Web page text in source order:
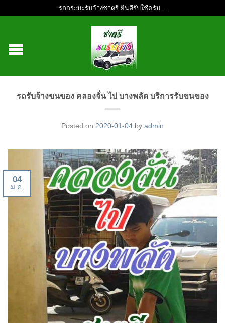
รถกระบะรับจ้างชาตรี ยินดีรับใช้ครับ...
รถรับจ้างขนของ คลองจั่น ไป บางพลัด บริการรับขนของ
Posted on 2020-01-04 by admin
04
ม.ค.